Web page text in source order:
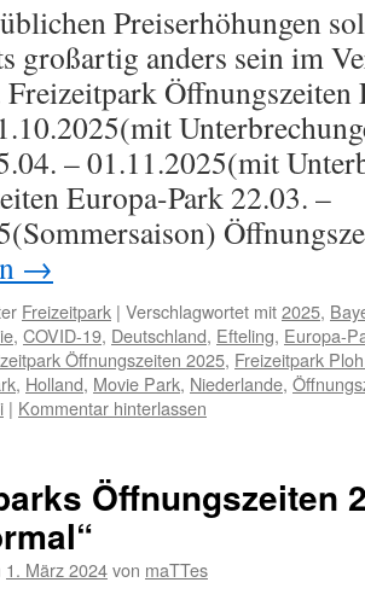
Preiserhöhungen
großartig anders sein im
Freizeitpark
– 01.11.2025(mit
Europa-Park 22.03. –
→
Freizeitpark | Verschlagwortet mit2025,
, COVID-19, Deutschland, Efteling, Europa-
Öffnungszeiten 2025, Freizeitpark
, Holland, Movie Park, Niederlande,
| Kommentar hinterlassen
Öffnungszeiten
1. März 2024von maTTes